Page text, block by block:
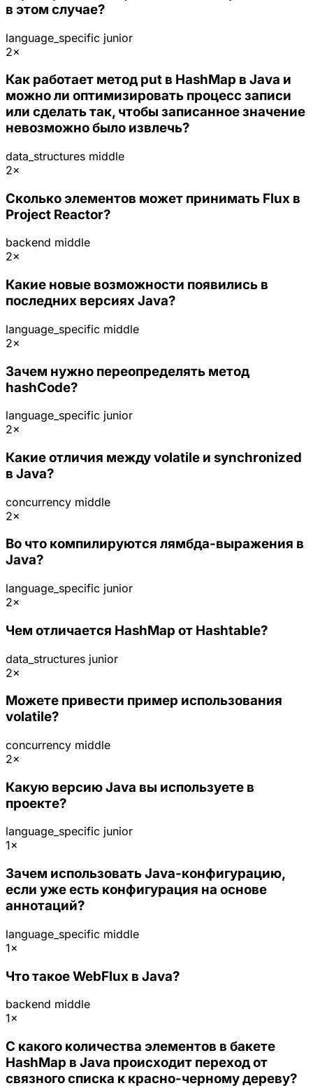
в этом случае?
language_specific junior
2×
Как работает метод put в HashMap в Java и
можно ли оптимизировать процесс записи
или сделать так, чтобы записанное значение
невозможно было извлечь?
data_structures middle
2×
Сколько элементов может принимать Flux в
Project Reactor?
backend middle
2×
Какие новые возможности появились в
последних версиях Java?
language_specific middle
2×
Зачем нужно переопределять метод
hashCode?
language_specific junior
2×
Какие отличия между volatile и synchronized
в Java?
concurrency middle
2×
Во что компилируются лямбда-выражения в
Java?
language_specific junior
2×
Чем отличается HashMap от Hashtable?
data_structures junior
2×
Можете привести пример использования
volatile?
concurrency middle
2×
Какую версию Java вы используете в
проекте?
language_specific junior
1×
Зачем использовать Java-конфигурацию,
если уже есть конфигурация на основе
аннотаций?
language_specific middle
1×
Что такое WebFlux в Java?
backend middle
1×
С какого количества элементов в бакете
HashMap в Java происходит переход от
связного списка к красно-черному дереву?